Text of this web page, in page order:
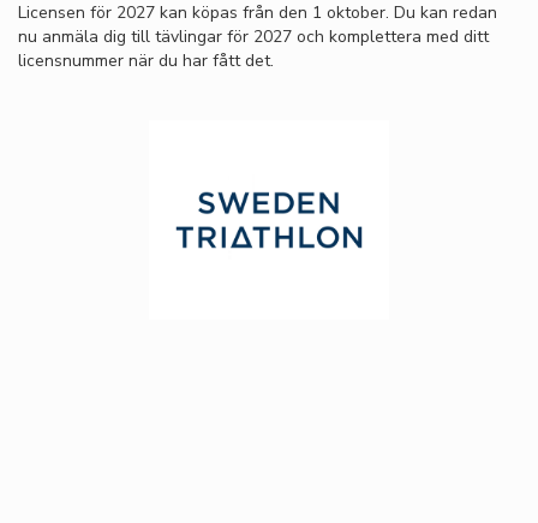
Licensen för 2027 kan köpas från den 1 oktober. Du kan redan
nu anmäla dig till tävlingar för 2027 och komplettera med ditt
licensnummer när du har fått det.